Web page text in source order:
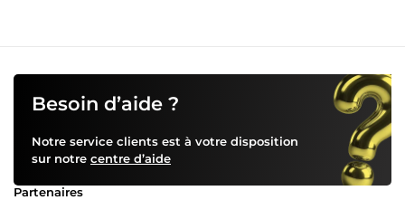
Besoin d’aide ?
Notre service clients est à votre disposition
sur notre centre d’aide
Partenaires